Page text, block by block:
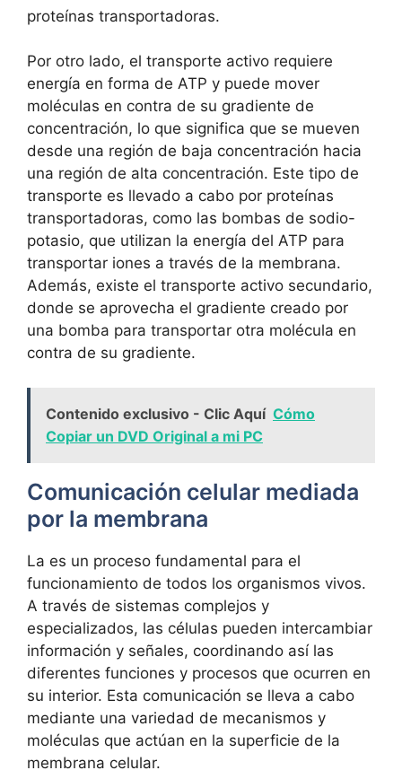
proteínas transportadoras.
Por otro lado, el transporte activo requiere
energía ⁣en forma⁢ de ‌ATP y puede mover
moléculas en contra de su gradiente de
concentración, lo que significa que se mueven
desde una región de ⁣baja concentración⁣ hacia
una región de alta concentración. Este tipo ⁤de ​
transporte es llevado a cabo por ⁢proteínas
transportadoras, como ​las bombas de sodio-
potasio, que utilizan la energía del ATP para
transportar⁢ iones a ‍través de la membrana.
Además, existe el⁣ transporte‌ activo secundario,
‍donde ⁤se aprovecha el ⁢gradiente creado por
una bomba para transportar⁣ otra molécula en
contra ⁣de​ su​ gradiente.
Contenido exclusivo - Clic Aquí Cómo
Copiar un DVD Original a mi PC
Comunicación celular mediada
por la membrana
La​ es un proceso fundamental para el
funcionamiento de todos los organismos⁤ vivos.
A través de ‍sistemas complejos y
especializados, las células ‍pueden intercambiar
información y⁣ señales, coordinando ⁢así las
diferentes funciones y procesos que ⁢ocurren en
su interior. Esta‍ comunicación se lleva a cabo
mediante una variedad de mecanismos y
moléculas que actúan en la superficie de la
membrana celular.